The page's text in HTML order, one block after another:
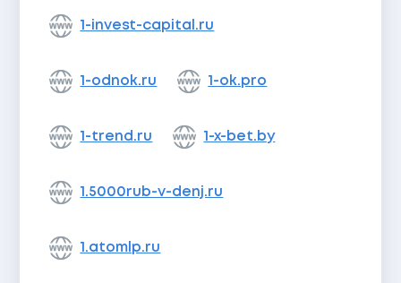
1-invest-capital.ru
1-odnok.ru 1-ok.pro
1-trend.ru 1-x-bet.by
1.5000rub-v-denj.ru
1.atomlp.ru